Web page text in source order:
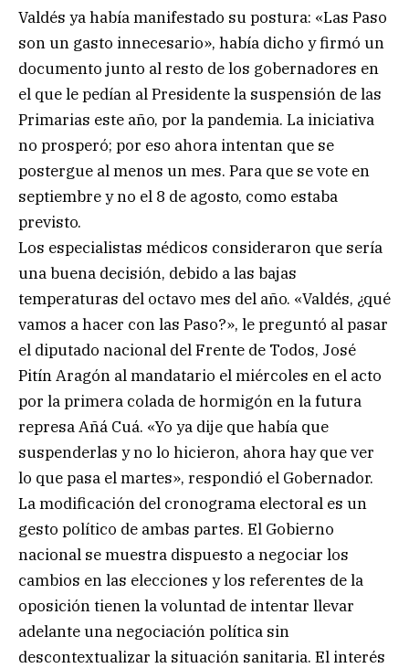
Valdés ya había manifestado su postura: «Las Paso
son un gasto innecesario», había dicho y firmó un
documento junto al resto de los gobernadores en
el que le pedían al Presidente la suspensión de las
Primarias este año, por la pandemia. La iniciativa
no prosperó; por eso ahora intentan que se
postergue al menos un mes. Para que se vote en
septiembre y no el 8 de agosto, como estaba
previsto.
Los especialistas médicos consideraron que sería
una buena decisión, debido a las bajas
temperaturas del octavo mes del año. «Valdés, ¿qué
vamos a hacer con las Paso?», le preguntó al pasar
el diputado nacional del Frente de Todos, José
Pitín Aragón al mandatario el miércoles en el acto
por la primera colada de hormigón en la futura
represa Añá Cuá. «Yo ya dije que había que
suspenderlas y no lo hicieron, ahora hay que ver
lo que pasa el martes», respondió el Gobernador.
La modificación del cronograma electoral es un
gesto político de ambas partes. El Gobierno
nacional se muestra dispuesto a negociar los
cambios en las elecciones y los referentes de la
oposición tienen la voluntad de intentar llevar
adelante una negociación política sin
descontextualizar la situación sanitaria. El interés